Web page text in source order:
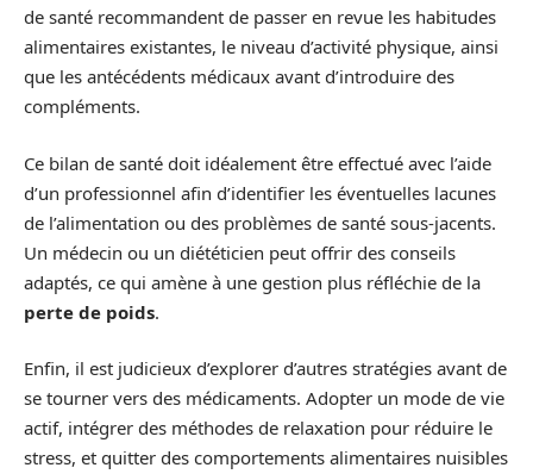
de santé recommandent de passer en revue les habitudes
alimentaires existantes, le niveau d’activité physique, ainsi
que les antécédents médicaux avant d’introduire des
compléments.
Ce bilan de santé doit idéalement être effectué avec l’aide
d’un professionnel afin d’identifier les éventuelles lacunes
de l’alimentation ou des problèmes de santé sous-jacents.
Un médecin ou un diététicien peut offrir des conseils
adaptés, ce qui amène à une gestion plus réfléchie de la
perte de poids.
Enfin, il est judicieux d’explorer d’autres stratégies avant de
se tourner vers des médicaments. Adopter un mode de vie
actif, intégrer des méthodes de relaxation pour réduire le
stress, et quitter des comportements alimentaires nuisibles